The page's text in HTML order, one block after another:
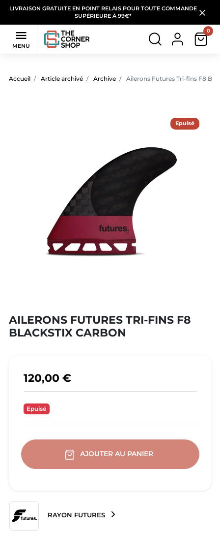
LIVRAISON GRATUITE EN POINT RELAIS POUR TOUTE COMMANDE
SUPÉRIEURE À 99€*

MENU
0
Accueil Article archivé Archive Ailerons Futures Tri-fins F8
Epuisé
AILERONS FUTURES TRI-FINS F8
BLACKSTIX CARBON
120,00 €
Epuisé
AJOUTER AU PANIER
RAYON FUTURES